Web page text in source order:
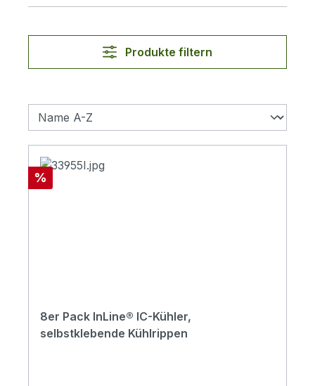
Produkte filtern
Rabatt
%
8er Pack InLine® IC-Kühler,
selbstklebende Kühlrippen